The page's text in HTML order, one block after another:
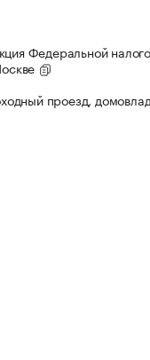
Федеральной
проезд,